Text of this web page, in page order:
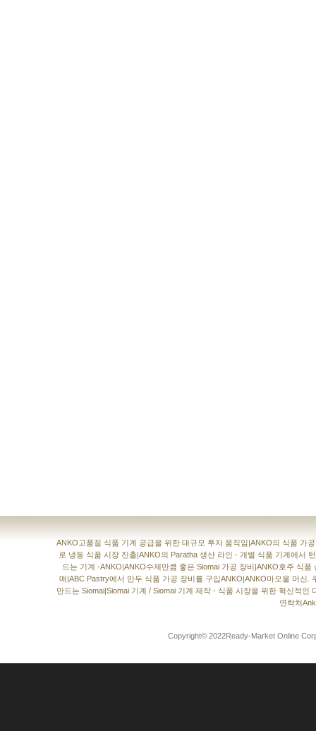
ANKO고품질 식품 기계 공급을 위한 대규모 투자 움직임|ANKO의 식품 가
로 냉동 식품 시장 진출|ANKO의 Paratha 생산 라인 - 개별 식품 기계에서
드는 기계 -ANKO|ANKO수제만큼 좋은 Siomai 가공 장비|ANKO호주 식품
매|ABC Pastry에서 만두 식품 가공 장비를 구입ANKO|ANKO마모울 머신.
만드는 Siomai|Siomai 기계 / Siomai 기계 제작 - 식품 시장을 위한 혁신적인
연락처
Copyright© 2022Ready-Market Online